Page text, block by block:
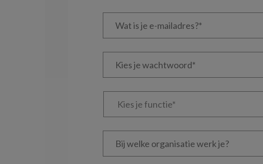
Wat
Kies
Kies
Bij
welke